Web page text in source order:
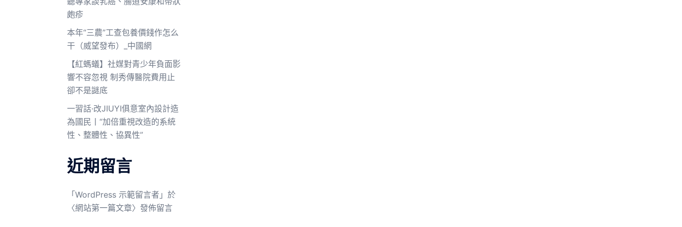
皰疹
本年“三農”工查包養價錢作怎么
干（威望發布）_中國網
【紅螞蟻】社媒對青少年負面影
響不容忽視 制秀傳醫院費用止
卻不是謎底
一習話·改JIUYI俱意室內設計造
為國民丨“加倍重視改造的系統
性、整體性、協異性”
近期留言
「 WordPress 示範留言者 」於
〈網站第一篇文章〉發佈留言